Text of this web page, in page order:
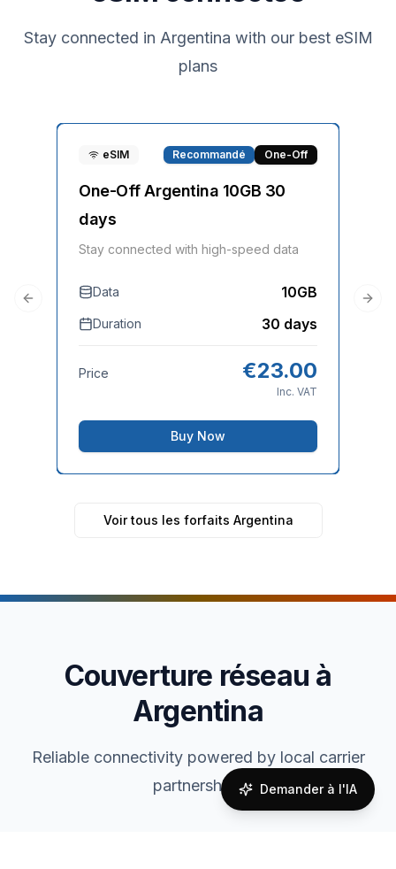
Stay connected in Argentina with our best eSIM
plans
eSIM Recommandé One-Off
One-Off Argentina 10GB 30
days
Stay connected with high-speed data
Data 10GB
Duration 30 days
Price €23.00
Inc. VAT
Buy Now
Previous slide
Voir tous les forfaits Argentina
Couverture réseau à
Argentina
Reliable connectivity powered by local carrier
partnerships
Demander à l'IA